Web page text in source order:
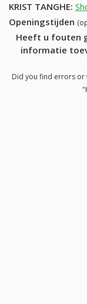
KRIST TANGHE:
Openingstijden
Heeft u fouten
informatie
Did you find errors